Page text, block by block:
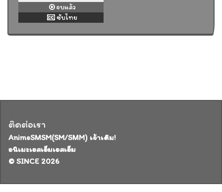
จบแล้ว
ซับไทย
ติดต่อเรา
AnimeSMSM(SM/SMM) เจ้าเดิม!
อนิเมะเอสเอ็มเอสเอ็ม
© SINCE 2026